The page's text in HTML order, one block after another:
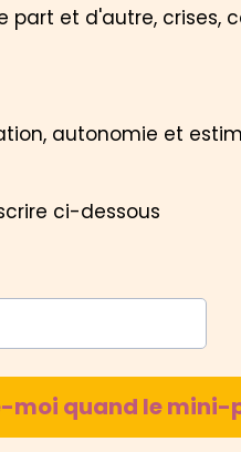
et d'autre, crises,
autonomie et
ci-dessous
moi quand le mini-